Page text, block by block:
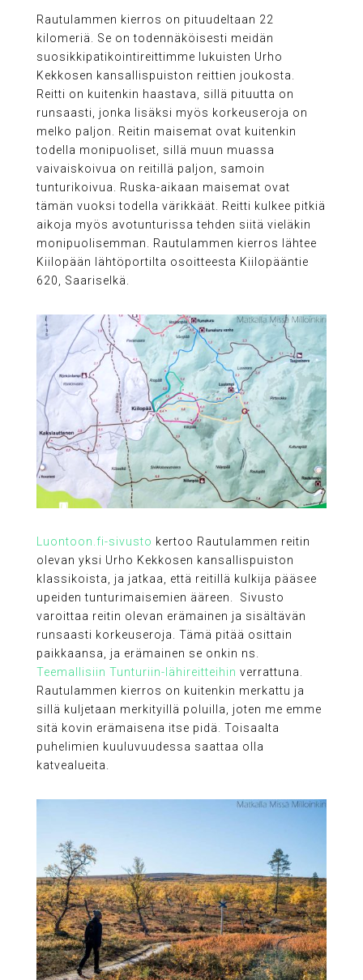
Rautulammen kierros on pituudeltaan 22
kilomeriä. Se on todennäköisesti meidän
suosikkipatikointireittimme lukuisten Urho
Kekkosen kansallispuiston reittien joukosta.
Reitti on kuitenkin haastava, sillä pituutta on
runsaasti, jonka lisäksi myös korkeuseroja on
melko paljon. Reitin maisemat ovat kuitenkin
todella monipuoliset, sillä muun muassa
vaivaiskoivua on reitillä paljon, samoin
tunturikoivua. Ruska-aikaan maisemat ovat
tämän vuoksi todella värikkäät. Reitti kulkee pitkiä
aikoja myös avotunturissa tehden siitä vieläkin
monipuolisemman. Rautulammen kierros lähtee
Kiilopään lähtöportilta osoitteesta Kiilopääntie
620, Saariselkä.
Luontoon.fi-sivusto kertoo Rautulammen reitin
olevan yksi Urho Kekkosen kansallispuiston
klassikoista, ja jatkaa, että reitillä kulkija pääsee
upeiden tunturimaisemien ääreen. Sivusto
varoittaa reitin olevan erämainen ja sisältävän
runsaasti korkeuseroja. Tämä pitää osittain
paikkaansa, ja erämainen se onkin ns.
Teemallisiin Tunturiin-lähireitteihin verrattuna.
Rautulammen kierros on kuitenkin merkattu ja
sillä kuljetaan merkityillä poluilla, joten me emme
sitä kovin erämaisena itse pidä. Toisaalta
puhelimien kuuluvuudessa saattaa olla
katvealueita.